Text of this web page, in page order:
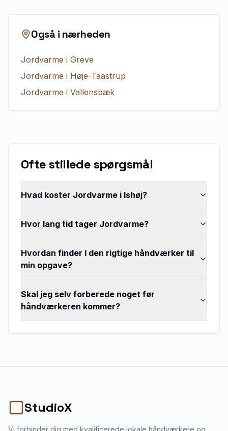
Også i nærheden
Jordvarme i Greve
Jordvarme i Høje-Taastrup
Jordvarme i Vallensbæk
Ofte stillede spørgsmål
Hvad koster Jordvarme i Ishøj?
Hvor lang tid tager Jordvarme?
Hvordan finder I den rigtige håndværker til
min opgave?
Skal jeg selv forberede noget før
håndværkeren kommer?
StudioX
Vi forbinder dig med kvalificerede lokale håndværkere og